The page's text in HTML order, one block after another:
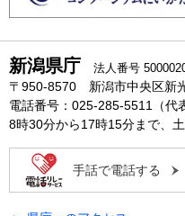
新潟県庁 法人番号
〒950-8570 新潟市中央区新
電話番号：025-285-5511（代
8時30分から17時15分まで、
手話で電話する